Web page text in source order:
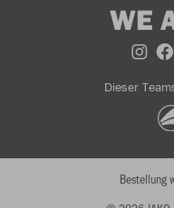
WE
Dieser
Bestellung